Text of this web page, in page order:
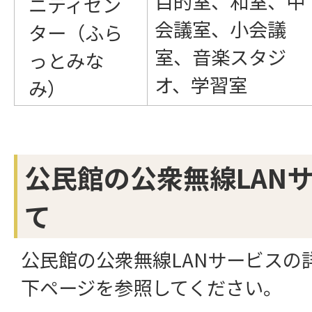
ター（ふら
っとみな
み）
会議室、小会議
室、音楽スタジ
オ、学習室
公民館の公衆無線LAN
て
公民館の公衆無線LANサービスの
下ページを参照してください。